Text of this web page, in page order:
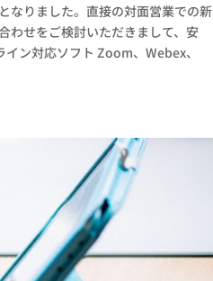
なりました。直接の対面営業での新
わせをご検討いただきまして、安
ン対応ソフト Zoom、Webex、